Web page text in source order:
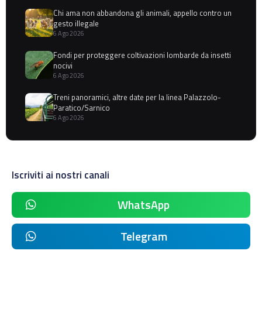
Chi ama non abbandona gli animali, appello contro un
gesto illegale
6 Ago 2026
Fondi per proteggere coltivazioni lombarde da insetti
nocivi
6 Ago 2026
Treni panoramici, altre date per la linea Palazzolo-
Paratico/Sarnico
6 Ago 2026
Iscriviti ai nostri canali
WhatsApp
Telegram